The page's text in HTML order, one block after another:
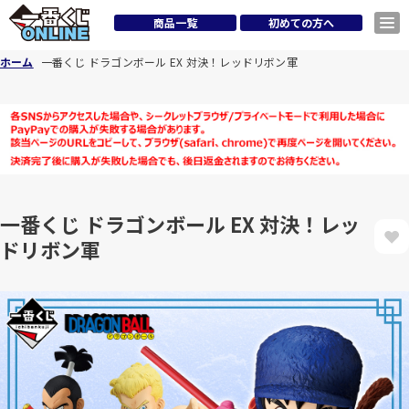
商品一覧 初めての方へ
ホーム 一番くじ ドラゴンボール EX 対決！レッドリボン軍
一番くじ ドラゴンボール EX 対決！レッ
ドリボン軍